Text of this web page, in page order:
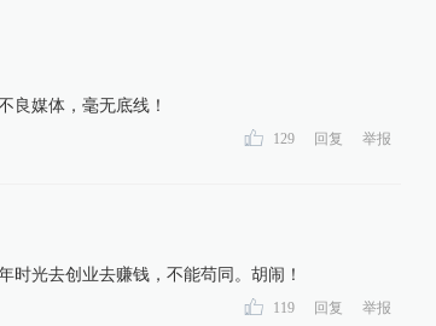
良媒体，毫无底线！
129 回复 举报
时光去创业去赚钱，不能苟同。胡闹！
119 回复 举报